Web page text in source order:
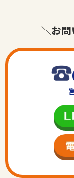
＼お